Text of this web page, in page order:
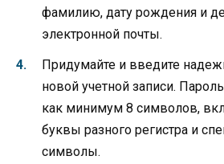
фамилию, дату рождения и
электронной почты.
Придумайте и введите
новой учетной записи.
как минимум 8 символов,
буквы разного регистра и
символы.